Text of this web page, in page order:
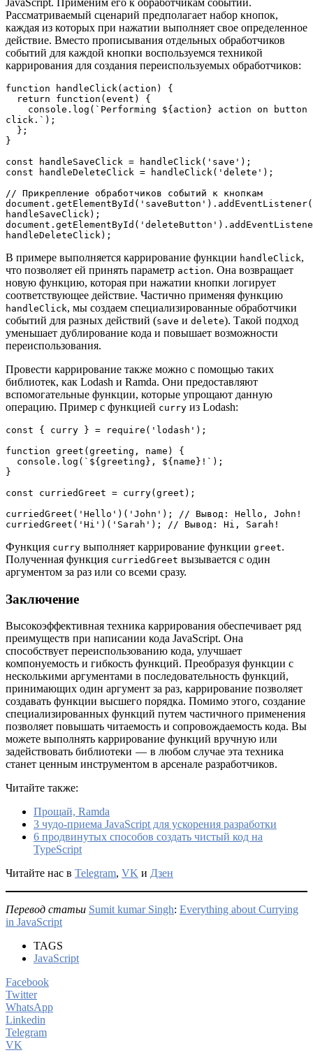
Рассматриваемый сценарий предполагает набор кнопок,
каждая из которых при нажатии выполняет свое определенное
действие. Вместо прописывания отдельных обработчиков
событий для каждой кнопки воспользуемся техникой
каррирования для создания переиспользуемых обработчиков:
function handleClick(action) {
  return function(event) {
click.`);
  };
}
const handleSaveClick = handleClick('save');
const handleDeleteClick = handleClick('delete');
// Прикрепление обработчиков событий к кнопкам
handleSaveClick);
handleDeleteClick);
В примере выполняется каррирование функции handleClick,
что позволяет ей принять параметр action. Она возвращает
новую функцию, которая при нажатии кнопки логирует
соответствующее действие. Частично применяя функцию
handleClick, мы создаем специализированные обработчики
событий для разных действий (save и delete). Такой подход
уменьшает дублирование кода и повышает возможности
переиспользования.
Провести каррирование также можно с помощью таких
библиотек, как Lodash и Ramda. Они предоставляют
вспомогательные функции, которые упрощают данную
операцию. Пример с функцией curry из Lodash:
const { curry } = require('lodash');
function greet(greeting, name) {
  console.log(`${greeting}, ${name}!`);
}
const curriedGreet = curry(greet);
curriedGreet('Hello')('John'); // Вывод: Hello, John!
curriedGreet('Hi')('Sarah'); // Вывод: Hi, Sarah!
Функция curry выполняет каррирование функции greet.
Полученная функция curriedGreet вызывается с один
аргументом за раз или со всеми сразу.
Заключение
Высокоэффективная техника каррирования обеспечивает ряд
преимуществ при написании кода JavaScript. Она
способствует переиспользованию кода, улучшает
компонуемость и гибкость функций. Преобразуя функции с
несколькими аргументами в последовательность функций,
принимающих один аргумент за раз, каррирование позволяет
создавать функции высшего порядка. Помимо этого, создание
специализированных функций путем частичного применения
позволяет повышать читаемость и сопровождаемость кода. Вы
можете выполнять каррирование функций вручную или
задействовать библиотеки — в любом случае эта техника
станет ценным инструментом в арсенале разработчиков.
Читайте также:
Прощай, Ramda
3 чудо-приема JavaScript для ускорения разработки
6 продвинутых способов создать чистый код на
TypeScript
Читайте нас в Telegram, VK и Дзен
Перевод статьи Sumit kumar Singh: Everything about Currying
in JavaScript
TAGS
JavaScript
Facebook
Twitter
WhatsApp
Linkedin
Telegram
VK